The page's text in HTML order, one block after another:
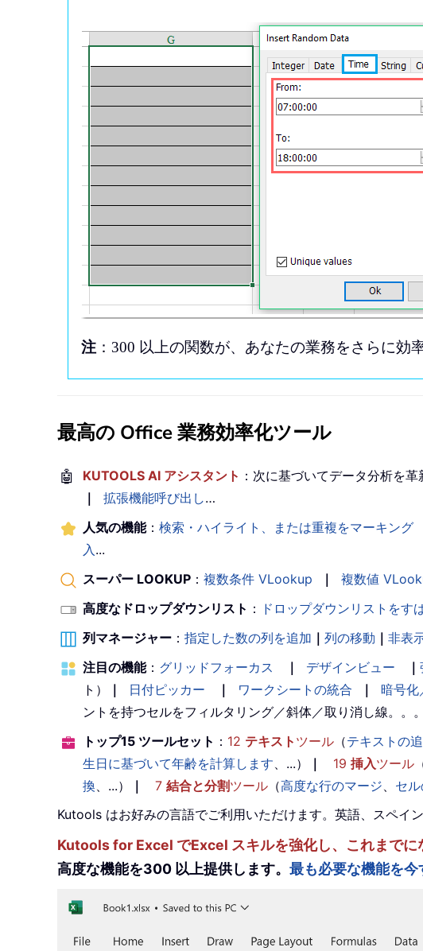
注 ：300 以上の関数が、あなたの業務をさらに効
最高の Office 業務効率化ツール
🤖 KUTOOLS AI アシスタント ：次に基づいてデータ分析を革
｜
拡張機能呼び出し…
人気の機能： 検索・ハイライト、または重複をマーキング
入...
スーパー LOOKUP ： 複数条件 VLookup ｜ 複数値
高度なドロップダウンリスト ： ドロップダウンリストをす
列マネージャー ： 指定した数の列を追加 ｜ 列の移動 ｜ 非表
注目の機能： グリッドフォーカス ｜ デザインビュー ｜
ト）
｜ 日付ピッカー ｜ ワークシートの統合 ｜ 暗号化
ントを持つセルをフィルタリング／斜体／取り消し線。。
トップ15 ツールセット ： 12 テキスト ツール （テキストの
生日に基づいて年齢を計算します、...） ｜ 19 挿入ツール
換、...） ｜ 7 結合と分割ツール （高度な行のマージ、 セ
Kutools はお好みの言語でご利用いただけます。英語、スペイ
Kutools for Excel でExcel スキルを強化し、これまでに
高度な機能を300 以上提供します。 最も必要な機能を今